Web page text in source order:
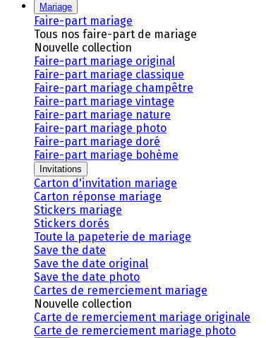
Mariage
Faire-part mariage
Tous nos faire-part de mariage
Nouvelle collection
Faire-part mariage original
Faire-part mariage classique
Faire-part mariage champêtre
Faire-part mariage vintage
Faire-part mariage nature
Faire-part mariage photo
Faire-part mariage doré
Faire-part mariage bohème
Invitations
Carton d'invitation mariage
Carton réponse mariage
Stickers mariage
Stickers dorés
Toute la papeterie de mariage
Save the date
Save the date original
Save the date photo
Cartes de remerciement mariage
Nouvelle collection
Carte de remerciement mariage originale
Carte de remerciement mariage photo